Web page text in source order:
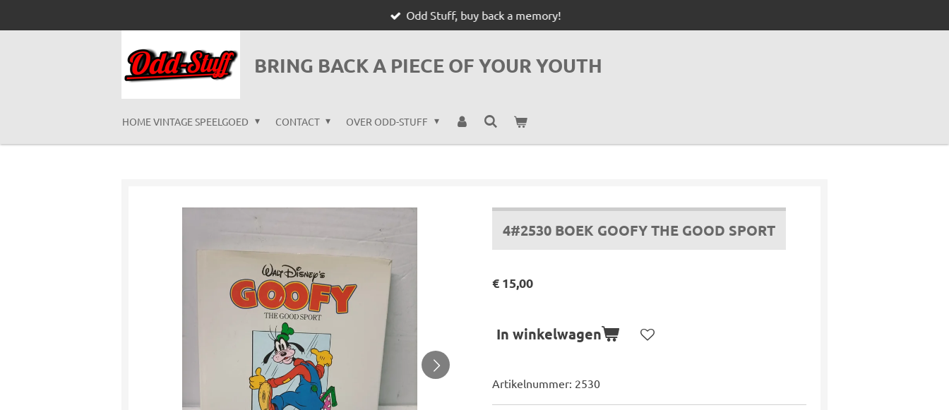
Odd Stuff, buy back a memory!
BRING BACK A PIECE OF YOUR YOUTH
HOME VINTAGE SPEELGOED CONTACT OVER ODD-STUFF
4#2530 BOEK GOOFY THE GOOD SPORT
€ 15,00
In winkelwagen
Artikelnummer: 2530